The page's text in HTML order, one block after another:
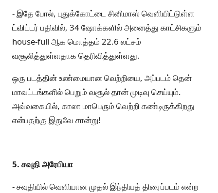
- இதே போல், புதுக்கோட்டை சினிமாஸ் வெளியிட்டுள்ள
ட்விட்டர் பதிவில், 34 ஷோக்களில் அனைத்து காட்சிகளும்
house-full ஆக மொத்தம் 22.6 லட்சம்
வசூலித்துள்ளதாக தெரிவித்துள்ளது.
ஒரு படத்தின் உண்மையான வெற்றியை, அப்படம் தென்
மாவட்டங்களில் பெறும் வசூல் தான் முடிவு செய்யும்.
அவ்வகையில், காலா மாபெரும் வெற்றி கண்டிருக்கிறது
என்பதற்கு இதுவே சான்று!
5. சவுதி அரேபியா
- சவுதியில் வெளியான முதல் இந்தியத் திரைப்படம் என்ற